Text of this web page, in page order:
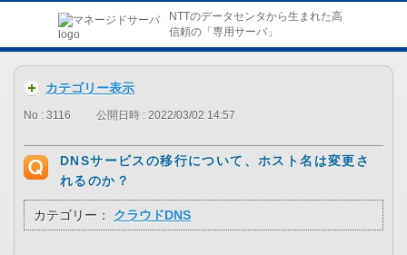
NTTのデータセンタから生まれた高
信頼の「専用サーバ」
カテゴリー表示
No : 3116 公開日時 : 2022/03/02 14:57
DNSサービスの移行について、ホスト名は変更さ
れるのか？
カテゴリー： クラウドDNS